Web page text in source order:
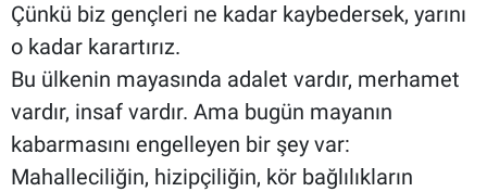
Çünkü biz gençleri ne kadar kaybedersek, yarını
o kadar karartırız.
Bu ülkenin mayasında adalet vardır, merhamet
vardır, insaf vardır. Ama bugün mayanın
kabarmasını engelleyen bir şey var:
Mahalleciliğin, hizipçiliğin, kör bağlılıkların